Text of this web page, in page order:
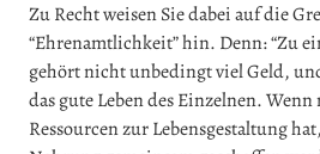
Zu Recht weisen Sie dabei auf die
“Ehrenamtlichkeit” hin. Denn: “Zu
gehört nicht unbedingt viel Geld,
das gute Leben des Einzelnen.
Ressourcen zur Lebensgestaltung